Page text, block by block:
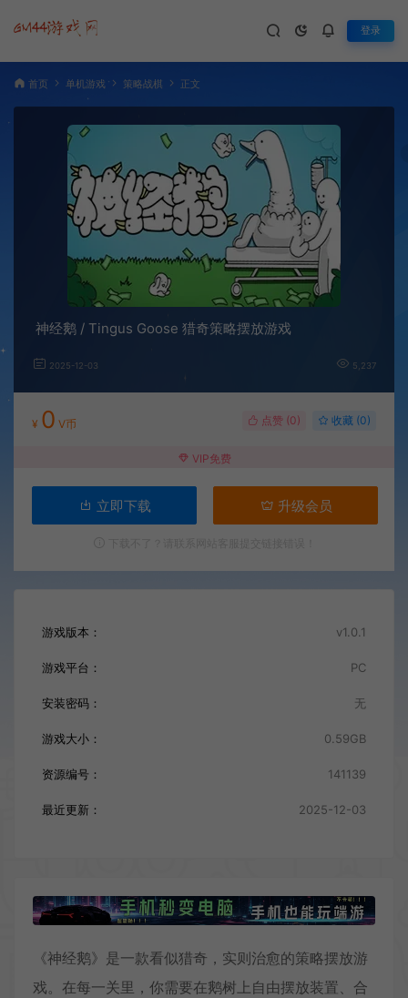
登录
首页 单机游戏 策略战棋 正文
神经鹅 / Tingus Goose 猎奇策略摆放游戏
2025-12-03 5,237
¥ 0 V币 点赞 (0) 收藏 (0)
VIP免费
立即下载 升级会员
游戏版本： v1.0.1
游戏平台： PC
安装密码： 无
游戏大小： 0.59GB
资源编号： 141139
最近更新： 2025-12-03
《神经鹅》是一款看似猎奇，实则治愈的策略摆放游
戏。在每一关里，你需要在鹅树上自由摆放装置、合